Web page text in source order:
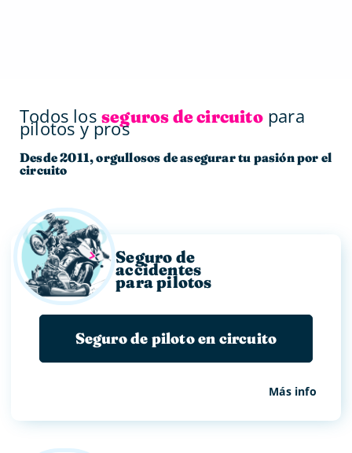
Todos los seguros de circuitopara
pilotos y pros
Desde 2011, orgullosos de asegurar tu pasión por el
circuito
Seguro de
accidentes
para pilotos
Seguro de piloto en circuito
Más info